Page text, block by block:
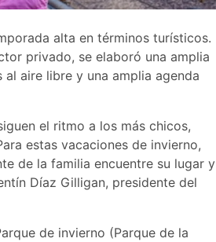
alta en términos turísticos.
privado, se elaboró una amplia
aire libre y una amplia agenda
el ritmo a los más chicos,
estas vacaciones de invierno,
de la familia encuentre su lugar y
Díaz Gilligan, presidente del
de invierno (Parque de la